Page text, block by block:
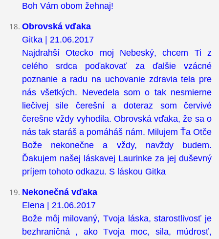
Boh Vám obom žehnaj!
Obrovská vďaka
Gitka | 21.06.2017
Najdrahší Otecko moj Nebeský, chcem Ti z
celého srdca poďakovať za ďalšie vzácné
poznanie a radu na uchovanie zdravia tela pre
nás všetkých. Nevedela som o tak nesmierne
liečivej sile čerešní a doteraz som červivé
čerešne vždy vyhodila. Obrovská vďaka, že sa o
nás tak staráš a pomáháš nám. Milujem Ťa Otče
Bože nekonečne a vždy, navždy budem.
Ďakujem našej láskavej Laurinke za jej duševný
príjem tohoto odkazu. S láskou Gitka
Nekonečná vďaka
Elena | 21.06.2017
Bože môj milovaný, Tvoja láska, starostlivosť je
bezhraničná , ako Tvoja moc, sila, múdrosť,